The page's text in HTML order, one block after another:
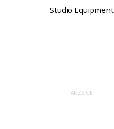
Studio Equipment
ANZEIGE